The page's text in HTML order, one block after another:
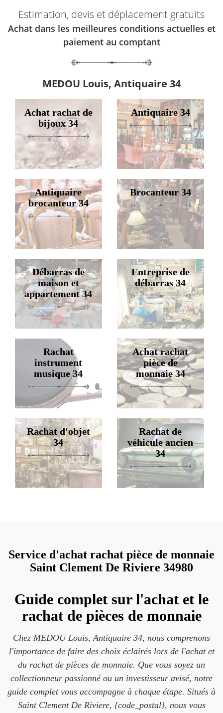
Estimation, devis et déplacement gratuits
Achat dans les meilleures conditions actuelles et
paiement au comptant
MEDOU Louis, Antiquaire 34
Achat rachat de
bijoux 34
Antiquaire 34
Antiquaire
brocanteur 34
Brocanteur 34
Débarras de
maison et
appartement 34
Entreprise de
débarras 34
Rachat
instrument
musique 34
Achat rachat
pièce de
monnaie 34
Rachat d'objet
34
Rachat de
véhicule ancien
34
Service d'achat rachat pièce de monnaie
Saint Clement De Riviere 34980
Guide complet sur l'achat et le
rachat de pièces de monnaie
Chez MEDOU Louis, Antiquaire 34, nous comprenons
l'importance de faire des choix éclairés lors de l'achat et
du rachat de pièces de monnaie. Que vous soyez un
collectionneur passionné ou un investisseur avisé, notre
guide complet vous accompagne à chaque étape. Situés à
Saint Clement De Riviere, {code_postal}, nous vous